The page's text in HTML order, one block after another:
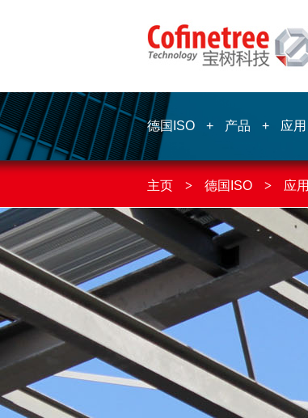
德国ISO + 产品 + 应用
主页 > 德国ISO > 应用